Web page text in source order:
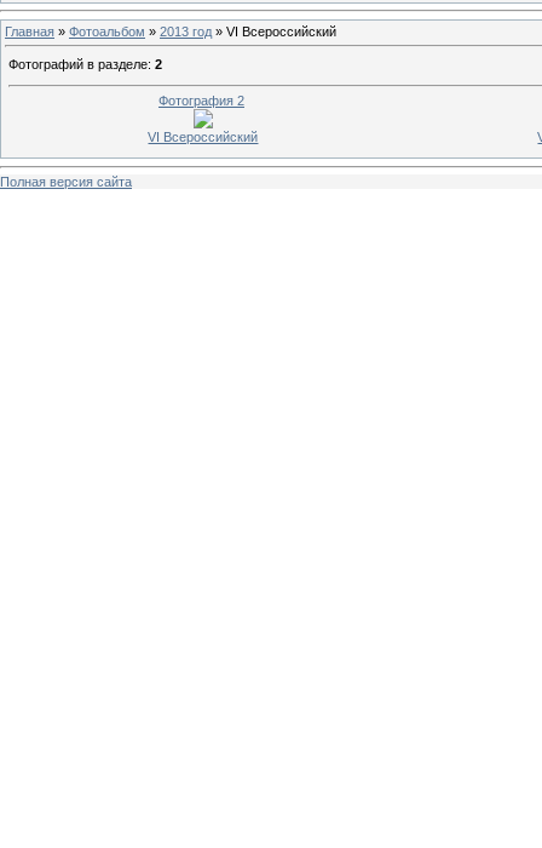
Главная » Фотоальбом » 2013 год » VI Всероссийский
Фотографий в разделе: 2
Фотография 2
VI Всероссийский
Полная версия сайта